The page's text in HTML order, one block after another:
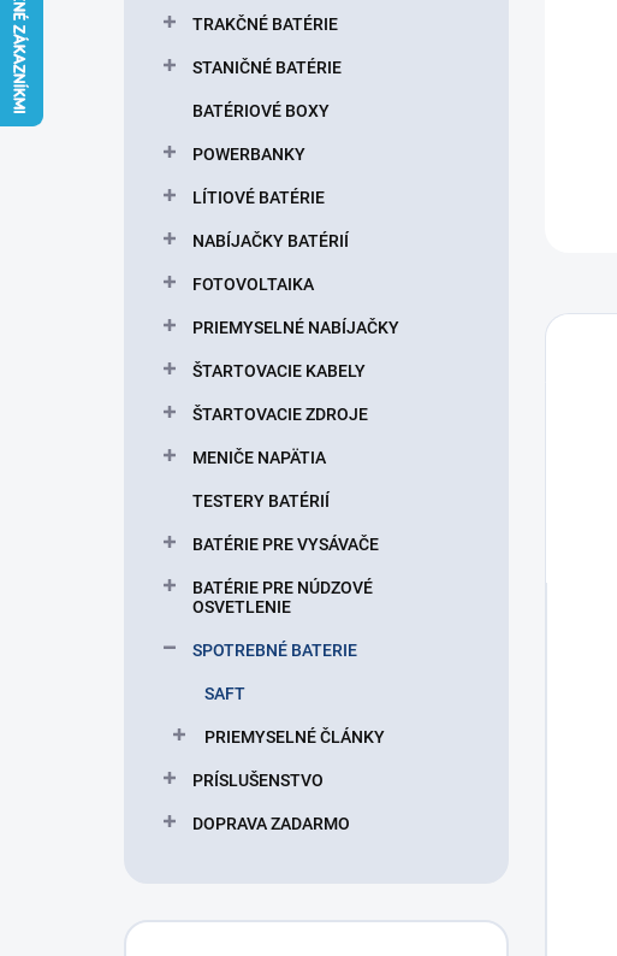
TRAKČNÉ BATÉRIE
STANIČNÉ BATÉRIE
BATÉRIOVÉ BOXY
POWERBANKY
LÍTIOVÉ BATÉRIE
NABÍJAČKY BATÉRIÍ
FOTOVOLTAIKA
PRIEMYSELNÉ NABÍJAČKY
ŠTARTOVACIE KABELY
ŠTARTOVACIE ZDROJE
MENIČE NAPÄTIA
TESTERY BATÉRIÍ
BATÉRIE PRE VYSÁVAČE
BATÉRIE PRE NÚDZOVÉ
OSVETLENIE
SPOTREBNÉ BATERIE
SAFT
PRIEMYSELNÉ ČLÁNKY
PRÍSLUŠENSTVO
DOPRAVA ZADARMO